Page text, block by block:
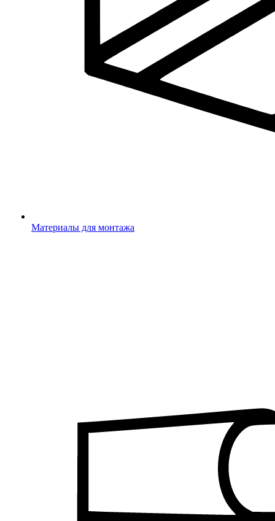
Материалы для монтажа